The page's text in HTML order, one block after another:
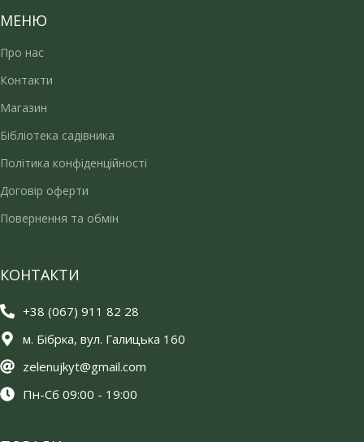
МЕНЮ
Про нас
Контакти
Магазин
Бібліотека садівника
Політика конфіденційності
Договір оферти
Повернення та обмін
КОНТАКТИ
+38 (067) 911 82 28
м. Бібрка, вул. Галицька 160
zelenujkyt@gmail.com
Пн-Сб 09:00 - 19:00